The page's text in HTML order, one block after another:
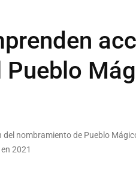
nombramiento de Pueblo
2021